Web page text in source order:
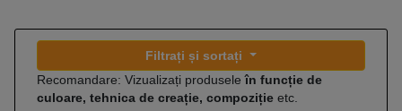
Filtrați și sortați
Recomandare: Vizualizați produseleîn funcție de
culoare, tehnica de creație, compoziție etc.